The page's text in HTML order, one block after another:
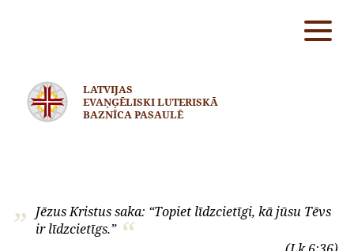
LATVIJAS
EVAŅĢĒLISKI LUTERISKĀ
BAZNĪCA PASAULĒ
Jēzus Kristus saka: “Topiet līdzcietīgi, kā jūsu Tēvs
ir līdzcietīgs.”